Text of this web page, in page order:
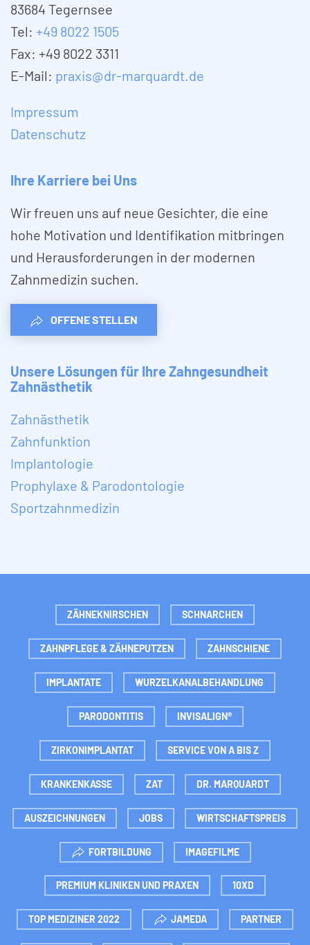
83684 Tegernsee
Tel: +49 8022 1505
Fax: +49 8022 3311
E-Mail: praxis@dr-marquardt.de
Impressum
Datenschutz
Ihre Karriere bei Uns
Wir freuen uns auf neue Gesichter, die eine
hohe Motivation und Identifikation mitbringen
und Herausforderungen in der modernen
Zahnmedizin suchen.
OFFENE STELLEN
Unsere Lösungen für Ihre Zahngesundheit
Zahnästhetik
Zahnästhetik
Zahnfunktion
Implantologie
Prophylaxe & Parodontologie
Sportzahnmedizin
ZÄHNEKNIRSCHEN SCHNARCHEN
ZAHNPFLEGE & ZÄHNEPUTZEN ZAHNSCHIENE
IMPLANTATE WURZELKANALBEHANDLUNG
PARODONTITIS INVISALIGN®
ZIRKONIMPLANTAT SERVICE VON A BIS Z
KRANKENKASSE ZAT DR. MARQUARDT
AUSZEICHNUNGEN JOBS WIRTSCHAFTSPREIS
FORTBILDUNG IMAGEFILME
PREMIUM KLINIKEN UND PRAXEN 10XD
TOP MEDIZINER 2022 JAMEDA PARTNER